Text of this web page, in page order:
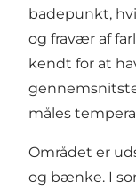
badepunkt,
og fravær af
kendt for at
måles
Området er
og bænke. I